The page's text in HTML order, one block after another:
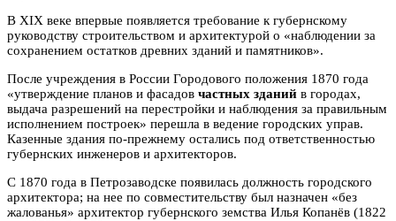
В XIX веке впервые появляется требование к губернскому
руководству строительством и архитектурой о «наблюдении за
сохранением остатков древних зданий и памятников».
После учреждения в России Городового положения 1870 года
«утверждение планов и фасадов частных зданий в городах,
выдача разрешений на перестройки и наблюдения за правильным
исполнением построек» перешла в ведение городских управ.
Казенные здания по-прежнему остались под ответственностью
губернских инженеров и архитекторов.
С 1870 года в Петрозаводске появилась должность городского
архитектора; на нее по совместительству был назначен «без
жалованья» архитектор губернского земства Илья Копанёв (1822